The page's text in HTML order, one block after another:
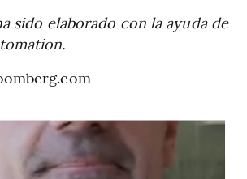
sido elaborado con la ayuda de